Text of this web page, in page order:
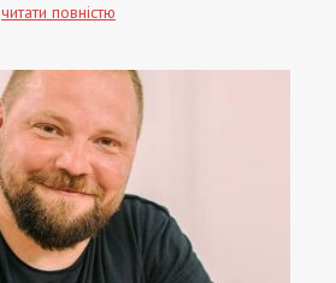
читати повністю